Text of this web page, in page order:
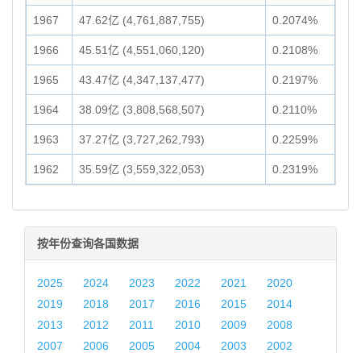
1967 47.62亿 (4,761,887,755) 0.2074%
1966 45.51亿 (4,551,060,120) 0.2108%
1965 43.47亿 (4,347,137,477) 0.2197%
1964 38.09亿 (3,808,568,507) 0.2110%
1963 37.27亿 (3,727,262,793) 0.2259%
1962 35.59亿 (3,559,322,053) 0.2319%
按年份查询各国数据
2025 2024 2023 2022 2021
2020
2019
2018 2017 2016 2015
2014
2013
2012 2011 2010 2009
2008
2007
2006 2005 2004 2003
2002